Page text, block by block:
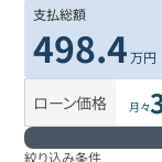
支払総額
498.4 万円
ローン価格 月々
絞り込み条件